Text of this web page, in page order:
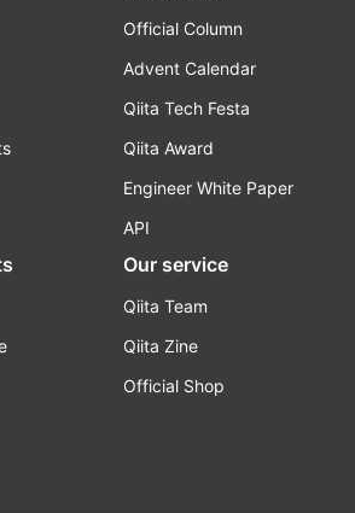
Official Column
Advent Calendar
Qiita Tech Festa
Qiita Award
Engineer White Paper
API
Our service
Qiita Team
Qiita Zine
Official Shop